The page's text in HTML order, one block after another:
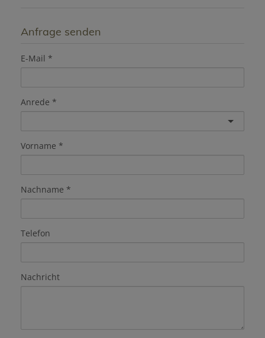
Anfrage senden
E-Mail
Anrede
Vorname
Nachname
Telefon
Nachricht